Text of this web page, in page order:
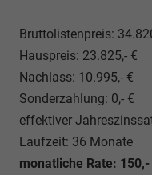
Bruttolistenpreis:
Hauspreis: 23.825,- €
Nachlass: 10.995,- €
Sonderzahlung: 0,- €
effektiver
Laufzeit: 36 Monate
monatliche Rate: 150,-